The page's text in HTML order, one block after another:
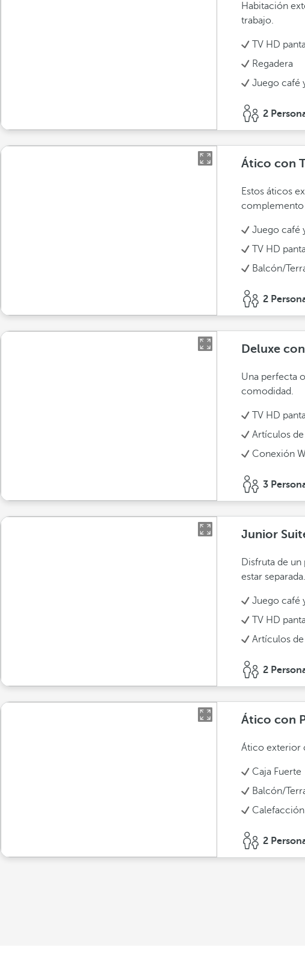
Habitación
trabajo.
TV HD
Regadera
Juego café
2
Ático con
Estos áticos
Juego café
TV HD
Balcón/
2
Deluxe
Una perfecta
comodidad.
TV HD
Artículos
Conexión
3
Junior
Disfruta de
estar separada.
Juego café
TV HD
Artículos
2
Ático con
Ático exterior
Caja Fuerte
Balcón/
Calefacción
2